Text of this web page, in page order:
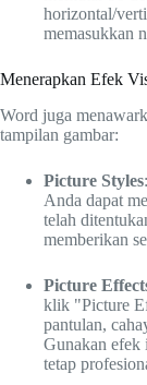
horizontal/
memasukkan
Menerapkan Efek
Word juga
tampilan gambar:
Picture Styles
Anda dapat
telah
memberikan
Picture
klik "Picture
pantulan,
Gunakan efek
tetap